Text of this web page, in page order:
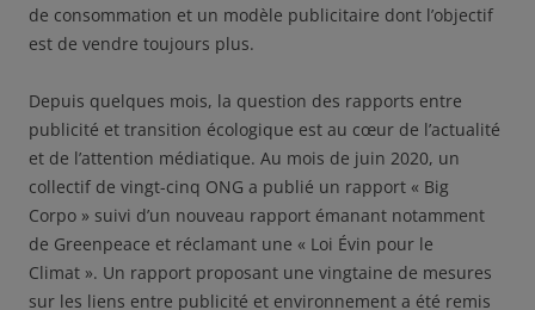
de consommation et un modèle publicitaire dont l’objectif
est de vendre toujours plus.
Depuis quelques mois, la question des rapports entre
publicité et transition écologique est au cœur de l’actualité
et de l’attention médiatique. Au mois de juin 2020, un
collectif de vingt-cinq ONG a publié un rapport « Big
Corpo » suivi d’un nouveau rapport émanant notamment
de Greenpeace et réclamant une « Loi Évin pour le
Climat ». Un rapport proposant une vingtaine de mesures
sur les liens entre publicité et environnement a été remis